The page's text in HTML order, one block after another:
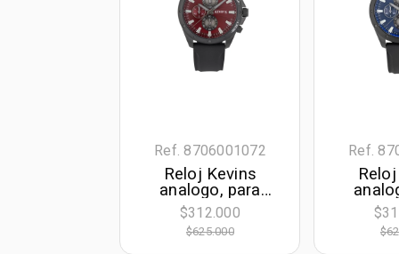
Ref. 8706001072
Reloj Kevins
analogo, para
Hombre, tablero
redondo colores
rojo y gris, estilo
$312.000
$625.000
Ref.
azul,